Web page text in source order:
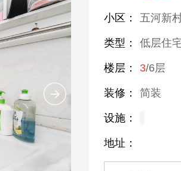
小区： 五河新
类型： 低层住
楼层： 3/6层
装修： 简装
设施：
地址：